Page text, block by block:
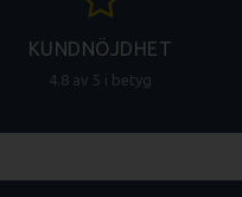
KUNDNÖJDHET
4.8 av 5 i betyg